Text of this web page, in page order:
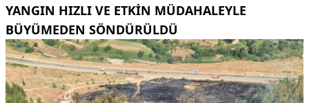
YANGIN HIZLI VE ETKIN MÜDAHALEYLE
BÜYÜMEDEN SÖNDÜRÜLDÜ